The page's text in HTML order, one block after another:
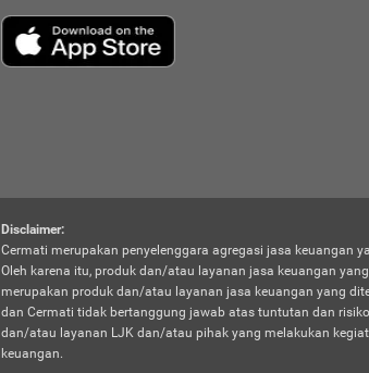
Disclaimer:
Cermati merupakan penyelenggara agregasi jasa keuangan
Oleh karena itu, produk dan/atau layanan jasa keuangan
merupakan produk dan/atau layanan jasa keuangan yang
dan Cermati tidak bertanggung jawab atas tuntutan dan
dan/atau layanan LJK dan/atau pihak yang melakukan
keuangan.